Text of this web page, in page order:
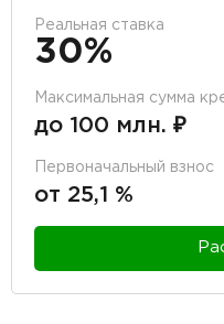
Реальная ставка
30%
Максимальная сумма
до 100 млн. ₽
Первоначальный взнос
от 25,1 %